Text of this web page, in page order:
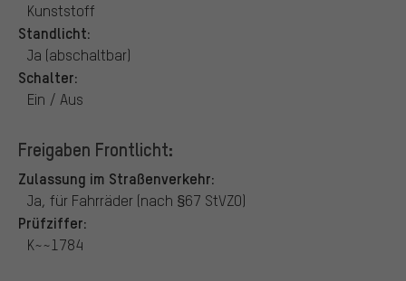
Kunststoff
Standlicht:
Ja (abschaltbar)
Schalter:
Ein / Aus
Freigaben Frontlicht:
Zulassung im Straßenverkehr:
Ja, für Fahrräder (nach §67 StVZO)
Prüfziffer:
K~~1784